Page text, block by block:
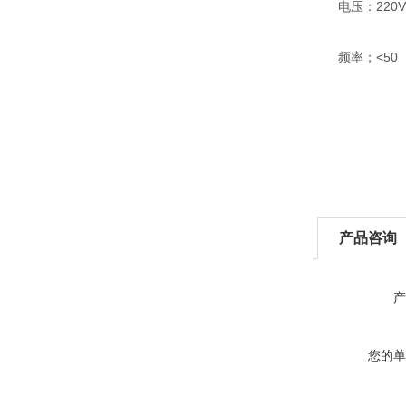
电压：
频率；<50
产品咨询
您的